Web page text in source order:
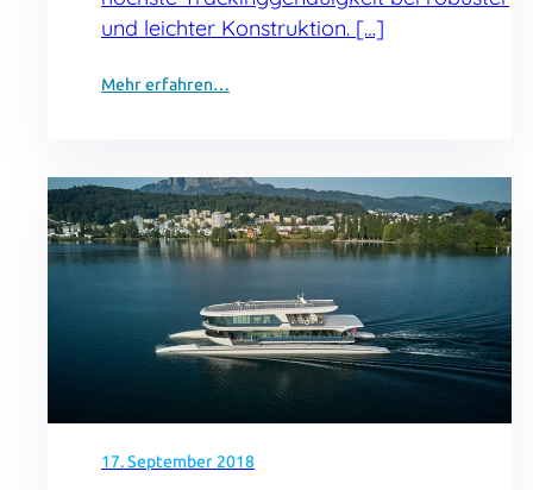
und leichter Konstruktion. […]
Mehr erfahren…
17. September 2018